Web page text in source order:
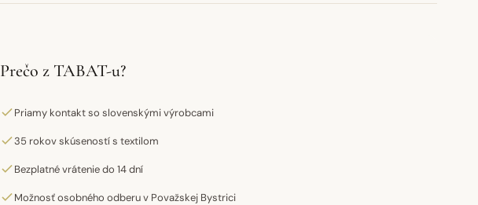
Prečo z TABAT-u?
Priamy kontakt so slovenskými výrobcami
35 rokov skúseností s textilom
Bezplatné vrátenie do 14 dní
Možnosť osobného odberu v Považskej Bystrici